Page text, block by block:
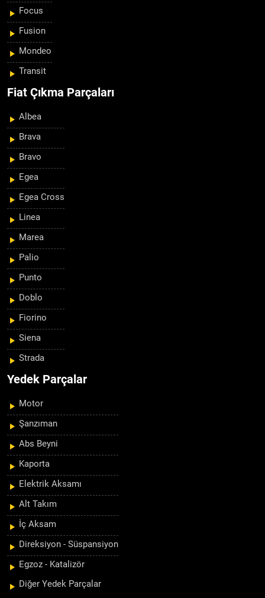
Focus
Fusion
Mondeo
Transit
Fiat Çıkma Parçaları
Albea
Brava
Bravo
Egea
Egea Cross
Linea
Marea
Palio
Punto
Doblo
Fiorino
Siena
Strada
Yedek Parçalar
Motor
Şanzıman
Abs Beyni
Kaporta
Elektrik Aksamı
Alt Takım
İç Aksam
Direksiyon - Süspansiyon
Egzoz - Katalizör
Diğer Yedek Parçalar